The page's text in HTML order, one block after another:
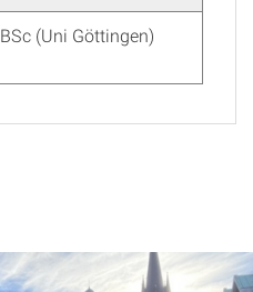
BSc (Uni Göttingen)